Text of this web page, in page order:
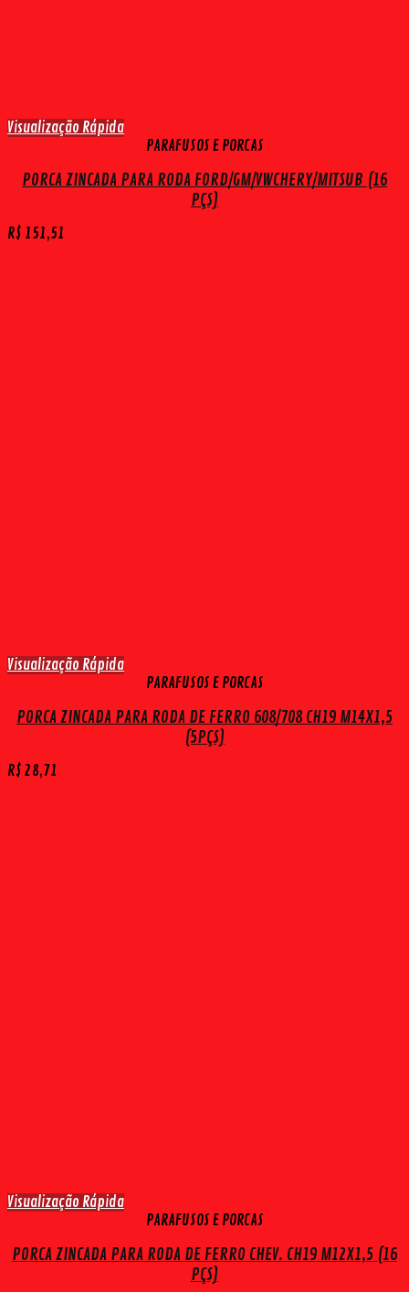
Visualização Rápida
PARAFUSOS E PORCAS
PORCA ZINCADA PARA RODA FORD/GM/VWCHERY/MITSUB (16
PÇS)
R$ 151,51
Visualização Rápida
PARAFUSOS E PORCAS
PORCA ZINCADA PARA RODA DE FERRO 608/708 CH19 M14X1,5
(5PÇS)
R$ 28,71
Visualização Rápida
PARAFUSOS E PORCAS
PORCA ZINCADA PARA RODA DE FERRO CHEV. CH19 M12X1,5 (16
PÇS)